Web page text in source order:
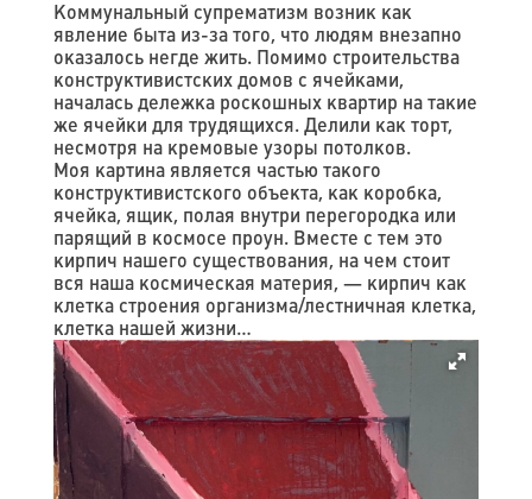
Коммунальный супрематизм возник как
явление быта из-за того, что людям внезапно
оказалось негде жить. Помимо строительства
конструктивистских домов с ячейками,
началась дележка роскошных квартир на такие
же ячейки для трудящихся. Делили как торт,
несмотря на кремовые узоры потолков.
Моя картина является частью такого
конструктивистского объекта, как коробка,
ячейка, ящик, полая внутри перегородка или
парящий в космосе проун. Вместе с тем это
кирпич нашего существования, на чем стоит
вся наша космическая материя, — кирпич как
клетка строения организма/лестничная клетка,
клетка нашей жизни…